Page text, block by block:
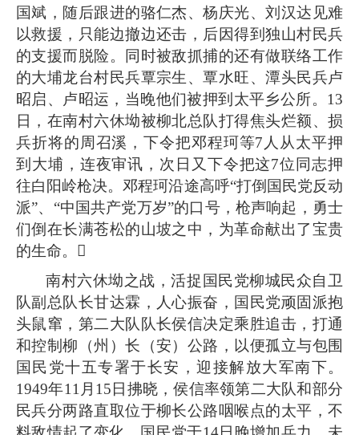
国斌，随后跟进的骆仁杰、杨庆光、刘汉达见难
以救援，只能边撤边还击，后因得到独山村民兵
的支援而脱险。同时被敌抓捕的还有做联络工作
的大埔龙台村民兵覃宗生、覃水旺、潭头民兵卢
昭启、卢昭运，当晚他们被押到太平乡公所。13
日，在南村六休坳被柳北总队打得焦头烂额、损
兵折将的周召溪，下令把邓程珂等7人从太平押
到大埔，连夜审讯，次日又下令把这7位同志押
往白阳岭枪决。邓程珂沿途高呼“打倒国民党反动
派”、“中国共产党万岁”的口号，枪声响起，勇士
们倒在长满苍松的山坡之中，为革命献出了宝贵
的生命。 
南村六休坳之战，活捉国民党柳城民众自卫
队副总队长甘达霖，人心振奋，国民党顽固派抱
头鼠窜，第二大队队长侯信决定乘胜追击，打通
和控制柳（州）长（安）公路，以便孤立与包围
国民党十五专署于长安，迎接解放大军南下。
1949年11月15日拂晓，侯信率领第二大队和部分
民兵分两路直取位于柳长公路咽喉点的太平，不